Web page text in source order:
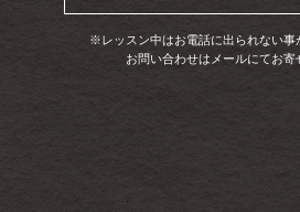
※レッスン中はお電話に出られない事
お問い合わせはメールにてお寄